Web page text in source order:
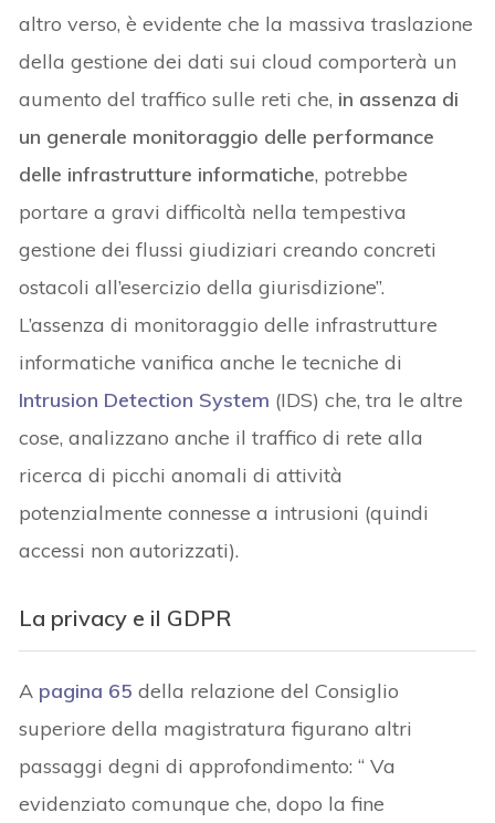
altro verso, è evidente che la massiva traslazione
della gestione dei dati sui cloud comporterà un
aumento del traffico sulle reti che, in assenza di
un generale monitoraggio delle performance
delle infrastrutture informatiche, potrebbe
portare a gravi difficoltà nella tempestiva
gestione dei flussi giudiziari creando concreti
ostacoli all’esercizio della giurisdizione”.
L’assenza di monitoraggio delle infrastrutture
informatiche vanifica anche le tecniche di
Intrusion Detection System (IDS) che, tra le altre
cose, analizzano anche il traffico di rete alla
ricerca di picchi anomali di attività
potenzialmente connesse a intrusioni (quindi
accessi non autorizzati).
La privacy e il GDPR
A pagina 65 della relazione del Consiglio
superiore della magistratura figurano altri
passaggi degni di approfondimento: “ Va
evidenziato comunque che, dopo la fine